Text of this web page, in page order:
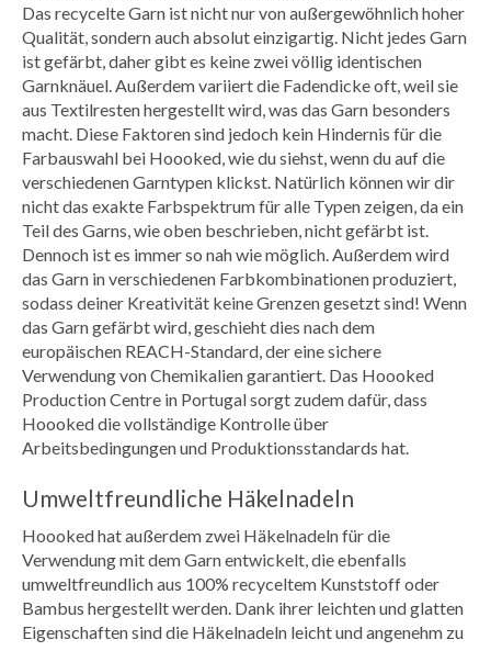
Das recycelte Garn ist nicht nur von außergewöhnlich hoher
Qualität, sondern auch absolut einzigartig. Nicht jedes Garn
ist gefärbt, daher gibt es keine zwei völlig identischen
Garnknäuel. Außerdem variiert die Fadendicke oft, weil sie
aus Textilresten hergestellt wird, was das Garn besonders
macht. Diese Faktoren sind jedoch kein Hindernis für die
Farbauswahl bei Hoooked, wie du siehst, wenn du auf die
verschiedenen Garntypen klickst. Natürlich können wir dir
nicht das exakte Farbspektrum für alle Typen zeigen, da ein
Teil des Garns, wie oben beschrieben, nicht gefärbt ist.
Dennoch ist es immer so nah wie möglich. Außerdem wird
das Garn in verschiedenen Farbkombinationen produziert,
sodass deiner Kreativität keine Grenzen gesetzt sind! Wenn
das Garn gefärbt wird, geschieht dies nach dem
europäischen REACH-Standard, der eine sichere
Verwendung von Chemikalien garantiert. Das Hoooked
Production Centre in Portugal sorgt zudem dafür, dass
Hoooked die vollständige Kontrolle über
Arbeitsbedingungen und Produktionsstandards hat.
Umweltfreundliche Häkelnadeln
Hoooked hat außerdem zwei Häkelnadeln für die
Verwendung mit dem Garn entwickelt, die ebenfalls
umweltfreundlich aus 100% recyceltem Kunststoff oder
Bambus hergestellt werden. Dank ihrer leichten und glatten
Eigenschaften sind die Häkelnadeln leicht und angenehm zu